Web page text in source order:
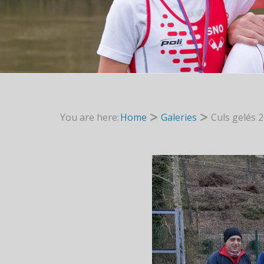
You are here:Home Galeries Culs gelés